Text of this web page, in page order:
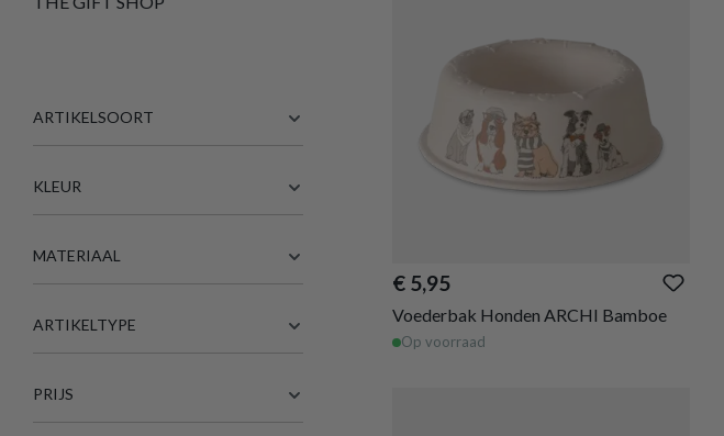
ARTIKELSOORT
KLEUR
MATERIAAL
ARTIKELTYPE
PRIJS
€ 5,95
Voederbak Honden ARCHI Bamboe
Op voorraad